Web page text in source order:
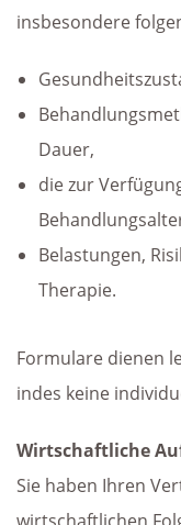
insbesondere
Dauer,
die zur
Belastungen,
Therapie.
Formulare dienen
indes keine
Wirtschaftliche
Sie haben Ihren
wirtschaftlichen